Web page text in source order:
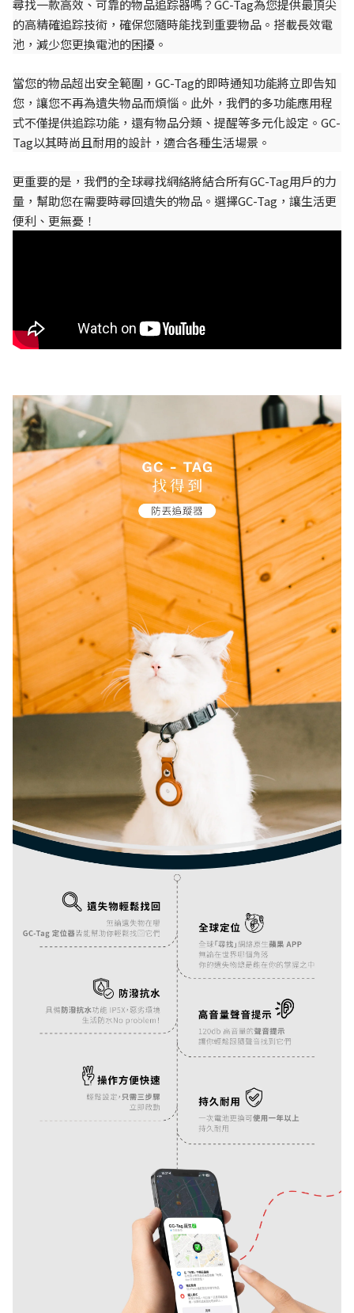
尋找一款高效、可靠的物品追踪器嗎？GC-Tag為您提供最頂尖
的高精確追踪技術，確保您隨時能找到重要物品。搭載長效電
池，減少您更換電池的困擾。
當您的物品超出安全範圍，GC-Tag的即時通知功能將立即告知
您，讓您不再為遺失物品而煩惱。此外，我們的多功能應用程
式不僅提供追踪功能，還有物品分類、提醒等多元化設定。GC-
Tag以其時尚且耐用的設計，適合各種生活場景。
更重要的是，我們的全球尋找網絡將結合所有GC-Tag用戶的力
量，幫助您在需要時尋回遺失的物品。選擇GC-Tag，讓生活更
便利、更無憂！